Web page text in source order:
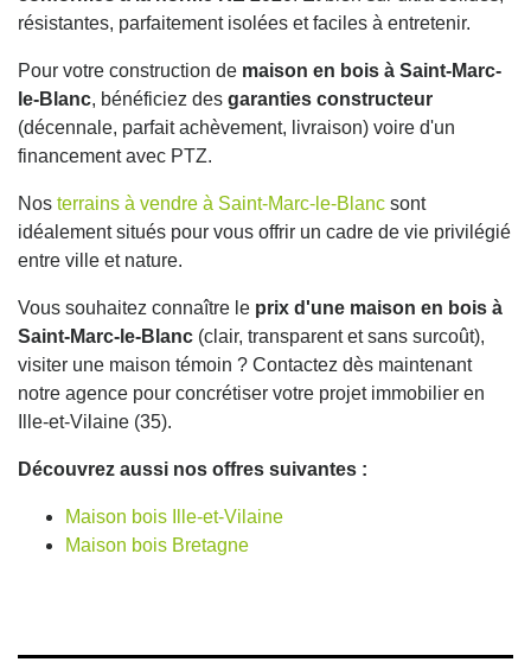
résistantes, parfaitement isolées et faciles à entretenir.
Pour votre construction de maison en bois à Saint-Marc-
le-Blanc, bénéficiez des garanties constructeur
(décennale, parfait achèvement, livraison) voire d'un
financement avec PTZ.
Nos terrains à vendre à Saint-Marc-le-Blanc sont
idéalement situés pour vous offrir un cadre de vie privilégié
entre ville et nature.
Vous souhaitez connaître le prix d'une maison en bois à
Saint-Marc-le-Blanc (clair, transparent et sans surcoût),
visiter une maison témoin ? Contactez dès maintenant
notre agence pour concrétiser votre projet immobilier en
Ille-et-Vilaine (35).
Découvrez aussi nos offres suivantes :
Maison bois Ille-et-Vilaine
Maison bois Bretagne